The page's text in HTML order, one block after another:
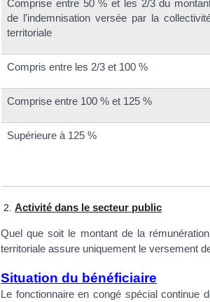
Comprise entre 50 % et les 2/3 du
de l'indemnisation versée par la
territoriale
Compris entre les 2/3 et 100 %
Comprise entre 100 % et 125 %
Supérieure à 125 %
Activité dans le secteur public
Quel que soit le montant de la
territoriale assure uniquement le versement
Situation du bénéficiaire
Le fonctionnaire en congé spécial